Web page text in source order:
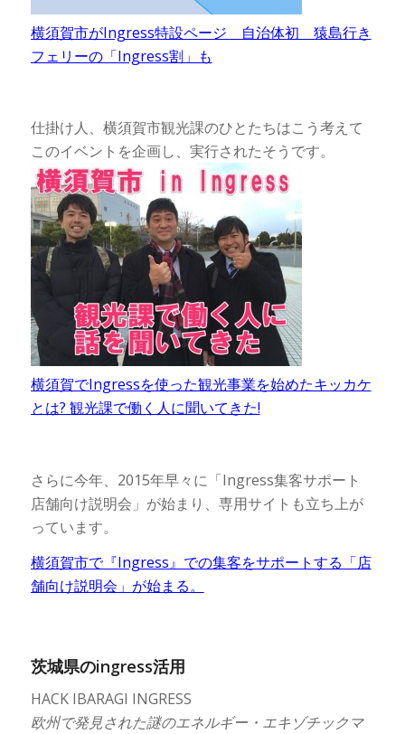
横須賀市がIngress特設ページ 自治体初 猿島行き
フェリーの「Ingress割」も
仕掛け人、横須賀市観光課のひとたちはこう考えて
このイベントを企画し、実行されたそうです。
横須賀でIngressを使った観光事業を始めたキッカケ
とは? 観光課で働く人に聞いてきた!
さらに今年、2015年早々に「Ingress集客サポート
店舗向け説明会」が始まり、専用サイトも立ち上が
っています。
横須賀市で『Ingress』での集客をサポートする「店
舗向け説明会」が始まる。
茨城県のingress活用
HACK IBARAGI INGRESS
欧州で発見された謎のエネルギー・エキゾチックマ